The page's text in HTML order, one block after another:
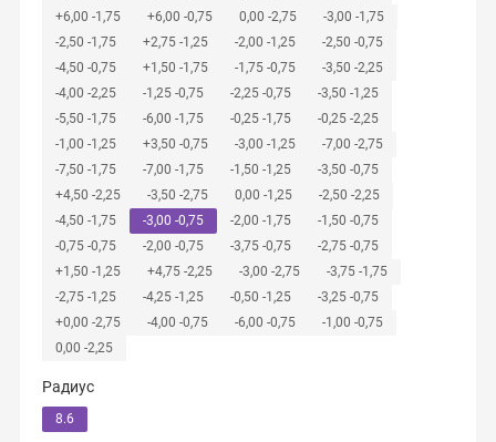
+6,00 -1,75
+6,00 -0,75 0,00 -2,75
-3,00 -1,75
-2,50 -1,75
+2,75 -1,25 -2,00 -1,25
-2,50 -0,75
-4,50 -0,75
+1,50 -1,75 -1,75 -0,75
-3,50 -2,25
-4,00 -2,25
-1,25 -0,75 -2,25 -0,75
-3,50 -1,25
-5,50 -1,75
-6,00 -1,75 -0,25 -1,75
-0,25 -2,25
-1,00 -1,25
+3,50 -0,75 -3,00 -1,25
-7,00 -2,75
-7,50 -1,75
-7,00 -1,75 -1,50 -1,25
-3,50 -0,75
+4,50 -2,25
-3,50 -2,75 0,00 -1,25
-2,50 -2,25
-4,50 -1,75
-3,00 -0,75 -2,00 -1,75
-1,50 -0,75
-0,75 -0,75
-2,00 -0,75 -3,75 -0,75
-2,75 -0,75
+1,50 -1,25
+4,75 -2,25 -3,00 -2,75
-3,75 -1,75
-2,75 -1,25
-4,25 -1,25 -0,50 -1,25
-3,25 -0,75
+0,00 -2,75
-4,00 -0,75 -6,00 -0,75
-1,00 -0,75
0,00 -2,25
Радиус
8.6